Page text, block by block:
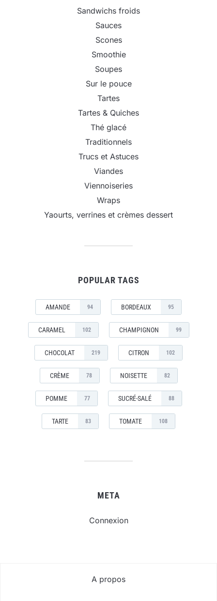
Sandwichs froids
Sauces
Scones
Smoothie
Soupes
Sur le pouce
Tartes
Tartes & Quiches
Thé glacé
Traditionnels
Trucs et Astuces
Viandes
Viennoiseries
Wraps
Yaourts, verrines et crèmes dessert
POPULAR TAGS
AMANDE 94 BORDEAUX 95
CARAMEL 102 CHAMPIGNON 99
CHOCOLAT 219 CITRON 102
CRÈME 78 NOISETTE 82
POMME 77 SUCRÉ-SALÉ 88
TARTE 83 TOMATE 108
META
Connexion
A propos